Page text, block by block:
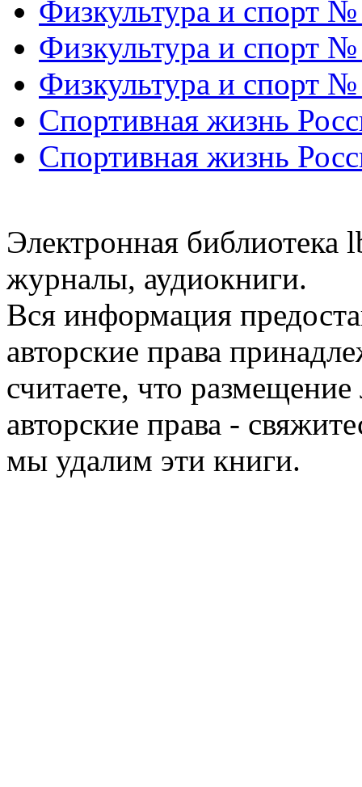
Физкультура и спорт
Физкультура и спорт
Физкультура и спорт
Спортивная жизнь
Спортивная жизнь
Электронная библиотека
журналы, аудиокниги.
Вся информация
авторские права
считаете, что
авторские права -
мы удалим эти книги.